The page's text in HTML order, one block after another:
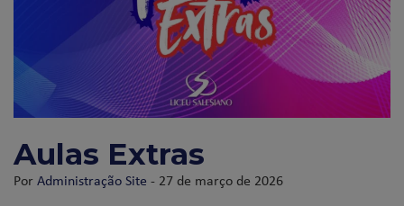
Aulas Extras
PorAdministração Site - 27 de março de 2026